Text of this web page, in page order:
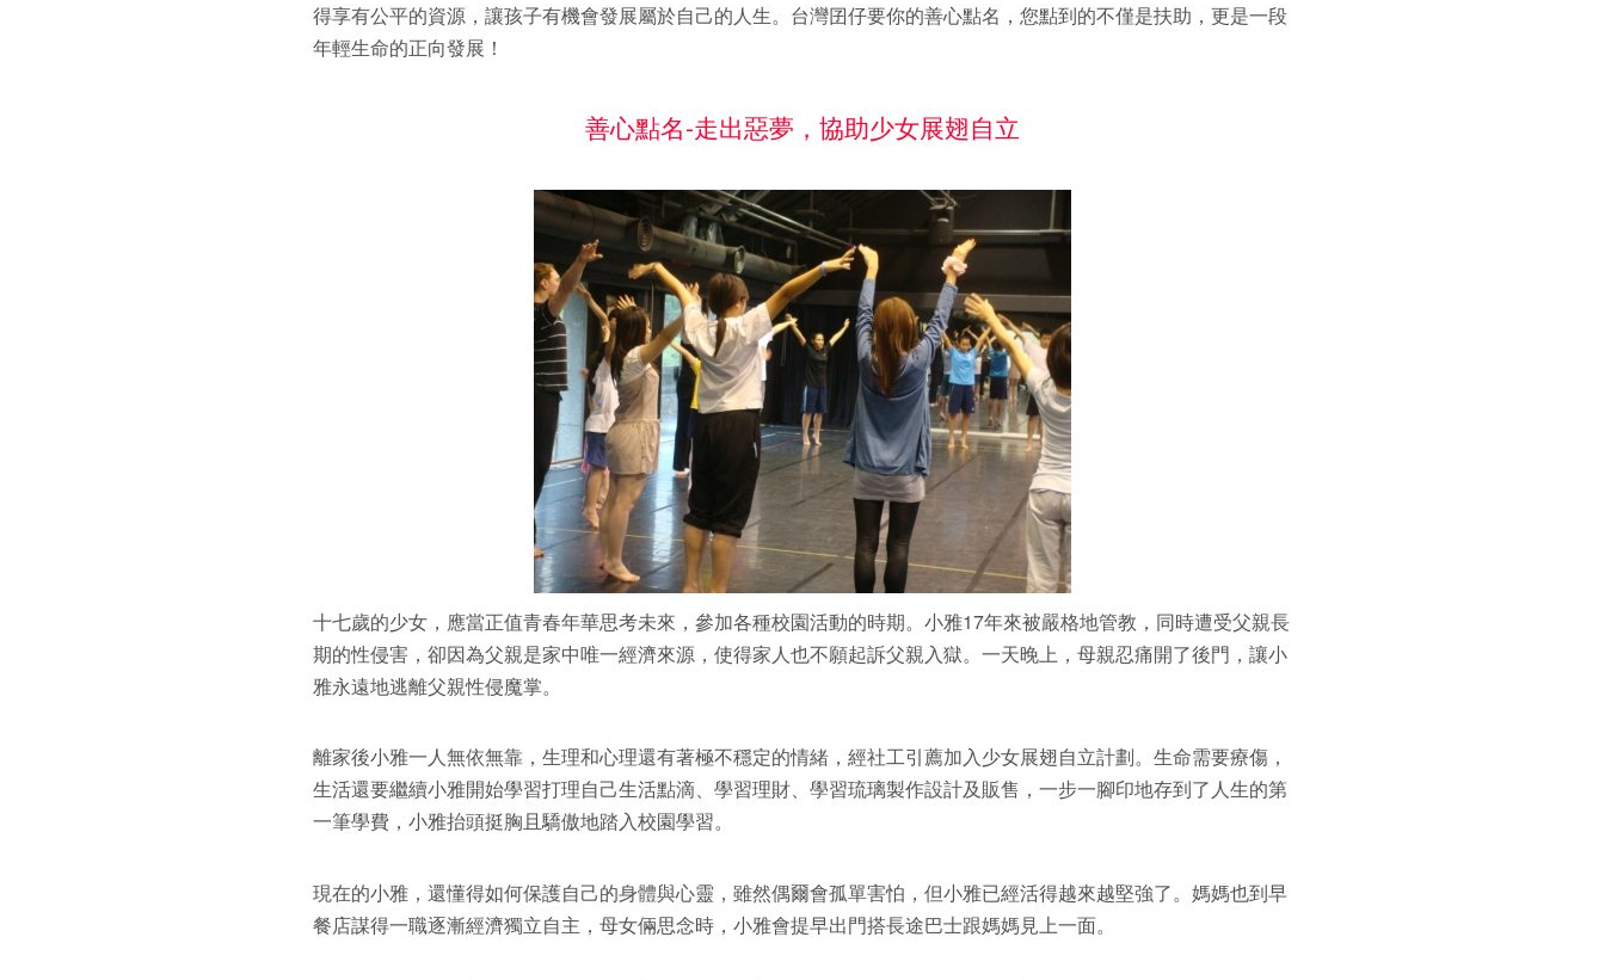
得享有公平的資源，讓孩子有機會發展屬於自己的人生。台灣囝仔要你的善心點名，您點到的不僅是扶助，更是一段
年輕生命的正向發展！
善心點名-走出惡夢，協助少女展翅自立
十七歲的少女，應當正值青春年華思考未來，參加各種校園活動的時期。小雅17年來被嚴格地管教，同時遭受父親長
期的性侵害，卻因為父親是家中唯一經濟來源，使得家人也不願起訴父親入獄。一天晚上，母親忍痛開了後門，讓小
雅永遠地逃離父親性侵魔掌。
離家後小雅一人無依無靠，生理和心理還有著極不穩定的情緒，經社工引薦加入少女展翅自立計劃。生命需要療傷，
生活還要繼續小雅開始學習打理自己生活點滴、學習理財、學習琉璃製作設計及販售，一步一腳印地存到了人生的第
一筆學費，小雅抬頭挺胸且驕傲地踏入校園學習。
現在的小雅，還懂得如何保護自己的身體與心靈，雖然偶爾會孤單害怕，但小雅已經活得越來越堅強了。媽媽也到早
餐店謀得一職逐漸經濟獨立自主，母女倆思念時，小雅會提早出門搭長途巴士跟媽媽見上一面。